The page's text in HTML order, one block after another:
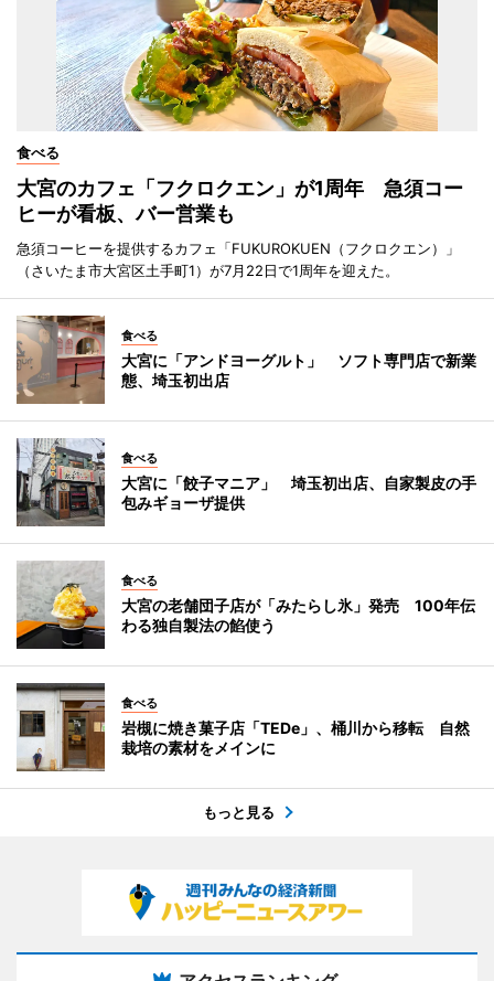
食べる
大宮のカフェ「フクロクエン」が1周年 急須コー
ヒーが看板、バー営業も
急須コーヒーを提供するカフェ「FUKUROKUEN（フクロクエン）」
（さいたま市大宮区土手町1）が7月22日で1周年を迎えた。
食べる
大宮に「アンドヨーグルト」 ソフト専門店で新業
態、埼玉初出店
食べる
大宮に「餃子マニア」 埼玉初出店、自家製皮の手
包みギョーザ提供
食べる
大宮の老舗団子店が「みたらし氷」発売 100年伝
わる独自製法の餡使う
食べる
岩槻に焼き菓子店「TEDe」、桶川から移転 自然
栽培の素材をメインに
もっと見る